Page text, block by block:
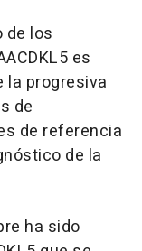
de los
es
la progresiva
de
de referencia
de la
ha sido